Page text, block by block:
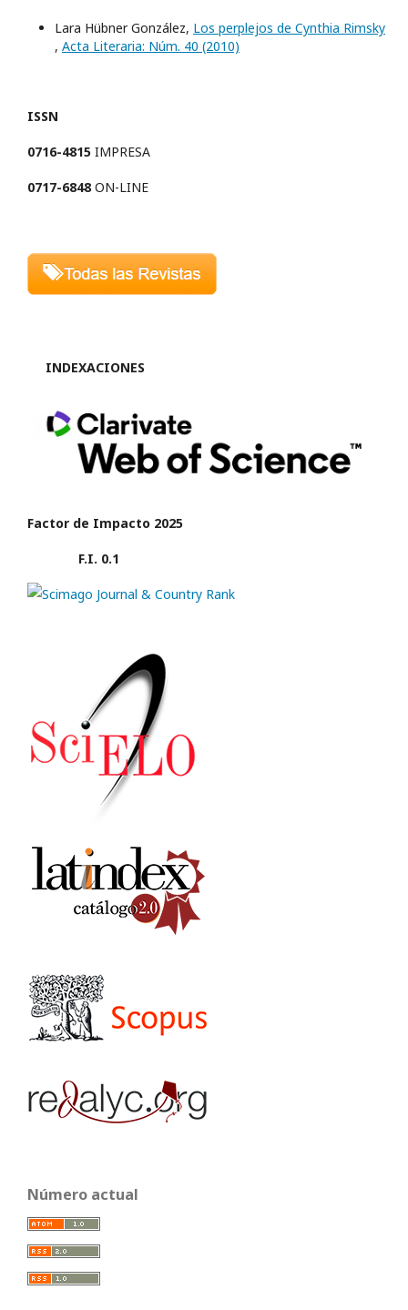
Lara Hübner González, Los perplejos de Cynthia Rimsky
, Acta Literaria: Núm. 40 (2010)
ISSN
0716-4815 IMPRESA
0717-6848ON-LINE
INDEXACIONES
Factor de Impacto 2025
F.I. 0.1
Número actual